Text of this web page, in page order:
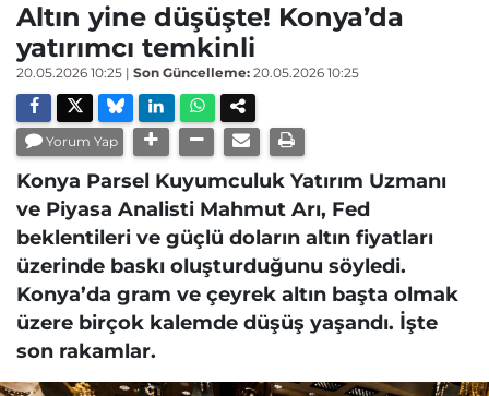
Altın yine düşüşte! Konya’da
yatırımcı temkinli
20.05.2026 10:25 | Son Güncelleme: 20.05.2026 10:25
Yorum Yap
Konya Parsel Kuyumculuk Yatırım Uzmanı
ve Piyasa Analisti Mahmut Arı, Fed
beklentileri ve güçlü doların altın fiyatları
üzerinde baskı oluşturduğunu söyledi.
Konya’da gram ve çeyrek altın başta olmak
üzere birçok kalemde düşüş yaşandı. İşte
son rakamlar.